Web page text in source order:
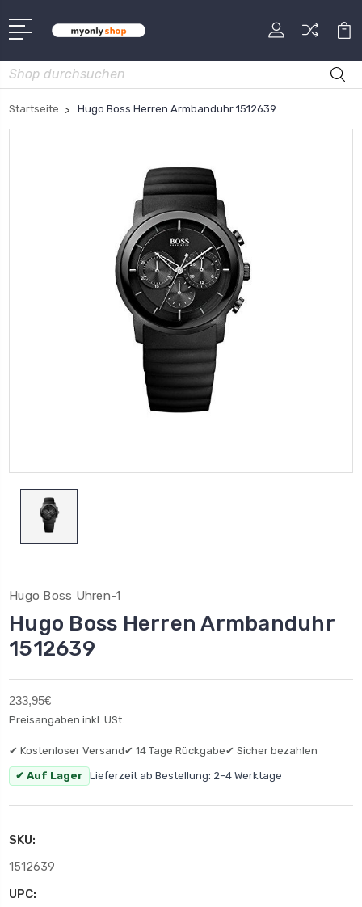
Suche
Startseite Hugo Boss Herren Armbanduhr 1512639
Hugo Boss Uhren-1
Hugo Boss Herren Armbanduhr
1512639
233,95€
Preisangaben inkl. USt.
✔ Kostenloser Versand✔ 14 Tage Rückgabe✔ Sicher bezahlen
✔ Auf Lager Lieferzeit ab Bestellung: 2–4 Werktage
SKU:
1512639
UPC: